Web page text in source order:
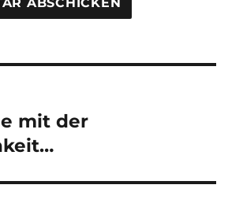
mit der